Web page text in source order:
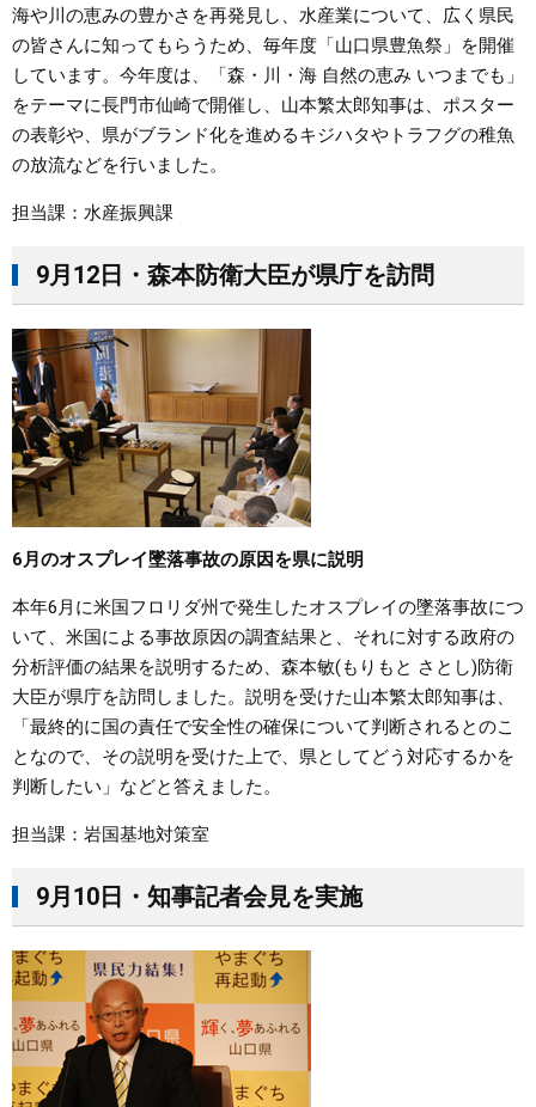
海や川の恵みの豊かさを再発見し、水産業について、広く県民
の皆さんに知ってもらうため、毎年度「山口県豊魚祭」を開催
しています。今年度は、「森・川・海 自然の恵み いつまでも」
をテーマに長門市仙崎で開催し、山本繁太郎知事は、ポスター
の表彰や、県がブランド化を進めるキジハタやトラフグの稚魚
の放流などを行いました。
担当課：水産振興課
9月12日・森本防衛大臣が県庁を訪問
6月のオスプレイ墜落事故の原因を県に説明
本年6月に米国フロリダ州で発生したオスプレイの墜落事故につ
いて、米国による事故原因の調査結果と、それに対する政府の
分析評価の結果を説明するため、森本敏(もりもと さとし)防衛
大臣が県庁を訪問しました。説明を受けた山本繁太郎知事は、
「最終的に国の責任で安全性の確保について判断されるとのこ
となので、その説明を受けた上で、県としてどう対応するかを
判断したい」などと答えました。
担当課：岩国基地対策室
9月10日・知事記者会見を実施